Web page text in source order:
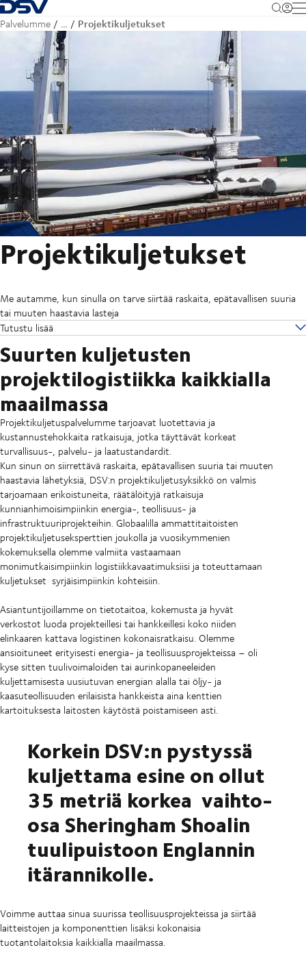
Takaisin kotisivulle
Palvelumme … Projektikuljetukset
Projektikuljetukset
Me autamme, kun sinulla on tarve siirtää raskaita, epätavallisen suuria
tai muuten haastavia lasteja
Tutustu lisää
Suurten kuljetusten
projektilogistiikka kaikkialla
maailmassa
Projektikuljetuspalvelumme tarjoavat luotettavia ja
kustannustehokkaita ratkaisuja, jotka täyttävät korkeat
turvallisuus-, palvelu- ja laatustandardit.
Kun sinun on siirrettävä raskaita, epätavallisen suuria tai muuten
haastavia lähetyksiä, DSV:n projektikuljetusyksikkö on valmis
tarjoamaan erikoistuneita, räätälöityjä ratkaisuja
kunnianhimoisimpiinkin energia-, teollisuus- ja
infrastruktuuriprojekteihin. Globaalilla ammattitaitoisten
projektikuljetuseksperttien joukolla ja vuosikymmenien
kokemuksella olemme valmiita vastaamaan
monimutkaisimpiinkin logistiikkavaatimuksiisi ja toteuttamaan
kuljetukset syrjäisimpiinkin kohteisiin.
Asiantuntijoillamme on tietotaitoa, kokemusta ja hyvät
verkostot luoda projekteillesi tai hankkeillesi koko niiden
elinkaaren kattava logistinen kokonaisratkaisu. Olemme
ansioituneet erityisesti energia- ja teollisuusprojekteissa – oli
kyse sitten tuulivoimaloiden tai aurinkopaneeleiden
kuljettamisesta uusiutuvan energian alalla tai öljy- ja
kaasuteollisuuden erilaisista hankkeista aina kenttien
kartoituksesta laitosten käytöstä poistamiseen asti.
Korkein DSV:n pystyssä
kuljettama esine on ollut
35 metriä korkea vaihto-
osa Sheringham Shoalin
tuulipuistoon Englannin
itärannikolle.
Voimme auttaa sinua suurissa teollisuusprojekteissa ja siirtää
laitteistojen ja komponenttien lisäksi kokonaisia
tuotantolaitoksia kaikkialla maailmassa.